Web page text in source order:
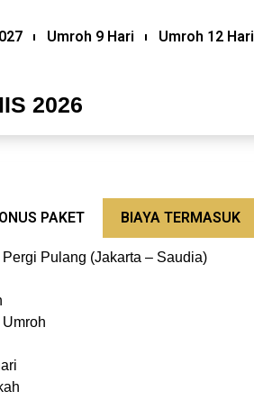
Umroh 9 Hari Umroh 12 Hari
2026
PAKET BIAYA TERMASUK
Pulang (Jakarta – Saudia)